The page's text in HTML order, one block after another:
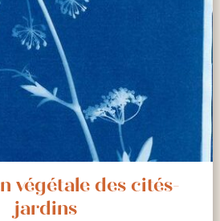
végétale des cités-
jardins